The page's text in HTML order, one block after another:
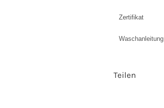
Zertifikat
Waschanleitung
Teilen